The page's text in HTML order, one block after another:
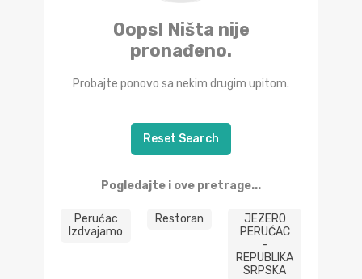
Oops! Ništa nije
pronađeno.
Probajte ponovo sa nekim drugim upitom.
Reset Search
Pogledajte i ove pretrage...
Perućac
Izdvajamo
Restoran
JEZERO
PERUĆAC
-
REPUBLIKA
SRPSKA